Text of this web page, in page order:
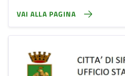
VAI ALLA PAGINA